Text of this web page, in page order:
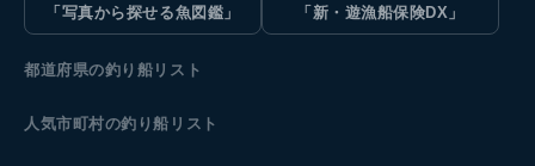
「写真から探せる魚図鑑」
「新・遊漁船保険DX」
都道府県の釣り船リスト
人気市町村の釣り船リスト